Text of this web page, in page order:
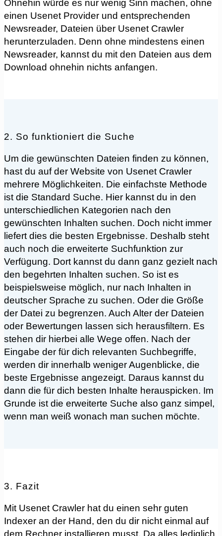
Ohnehin würde es nur wenig Sinn machen, ohne
einen Usenet Provider und entsprechenden
Newsreader, Dateien über Usenet Crawler
herunterzuladen. Denn ohne mindestens einen
Newsreader, kannst du mit den Dateien aus dem
Download ohnehin nichts anfangen.
2. So funktioniert die Suche
Um die gewünschten Dateien finden zu können,
hast du auf der Website von Usenet Crawler
mehrere Möglichkeiten. Die einfachste Methode
ist die Standard Suche. Hier kannst du in den
unterschiedlichen Kategorien nach den
gewünschten Inhalten suchen. Doch nicht immer
liefert dies die besten Ergebnisse. Deshalb steht
auch noch die erweiterte Suchfunktion zur
Verfügung. Dort kannst du dann ganz gezielt nach
den begehrten Inhalten suchen. So ist es
beispielsweise möglich, nur nach Inhalten in
deutscher Sprache zu suchen. Oder die Größe
der Datei zu begrenzen. Auch Alter der Dateien
oder Bewertungen lassen sich herausfiltern. Es
stehen dir hierbei alle Wege offen. Nach der
Eingabe der für dich relevanten Suchbegriffe,
werden dir innerhalb weniger Augenblicke, die
beste Ergebnisse angezeigt. Daraus kannst du
dann die für dich besten Inhalte herauspicken. Im
Grunde ist die erweiterte Suche also ganz simpel,
wenn man weiß wonach man suchen möchte.
3. Fazit
Mit Usenet Crawler hat du einen sehr guten
Indexer an der Hand, den du dir nicht einmal auf
dem Rechner installieren musst. Da alles lediglich